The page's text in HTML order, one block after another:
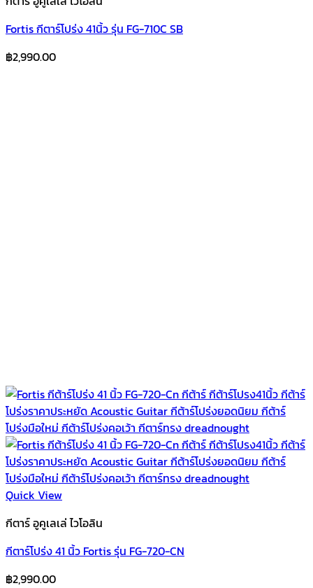
Fortis กีตาร์โปร่ง 41นิ้ว รุ่น FG-710C SB
฿2,990.00
Quick View
กีตาร์ อูคูเลเล่ ไวโอลิน
กีตาร์โปร่ง 41 นิ้ว Fortis รุ่น FG-720-CN
฿2,990.00